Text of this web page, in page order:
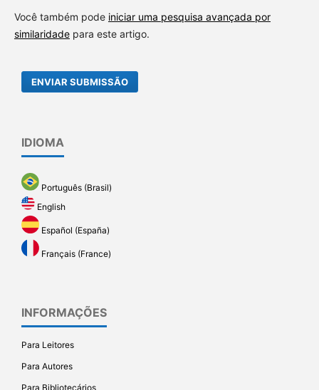
Você também pode iniciar uma pesquisa avançada por
similaridadepara este artigo.
ENVIAR SUBMISSÃO
IDIOMA
Português (Brasil)
English
Español (España)
Français (France)
INFORMAÇÕES
Para Leitores
Para Autores
Para Bibliotecários